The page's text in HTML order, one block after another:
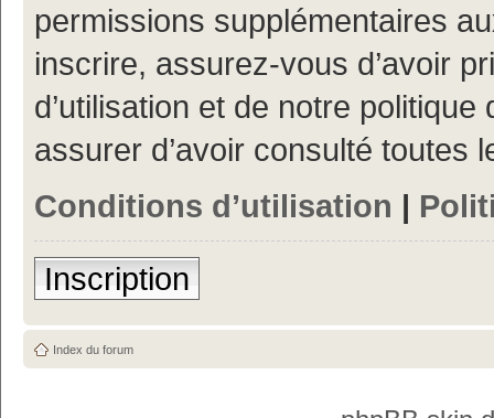
permissions supplémentaires
inscrire, assurez-vous d’avoir
d’utilisation et de notre
assurer d’avoir consulté toutes
Conditions d’utilisation |
Inscription
Index du forum